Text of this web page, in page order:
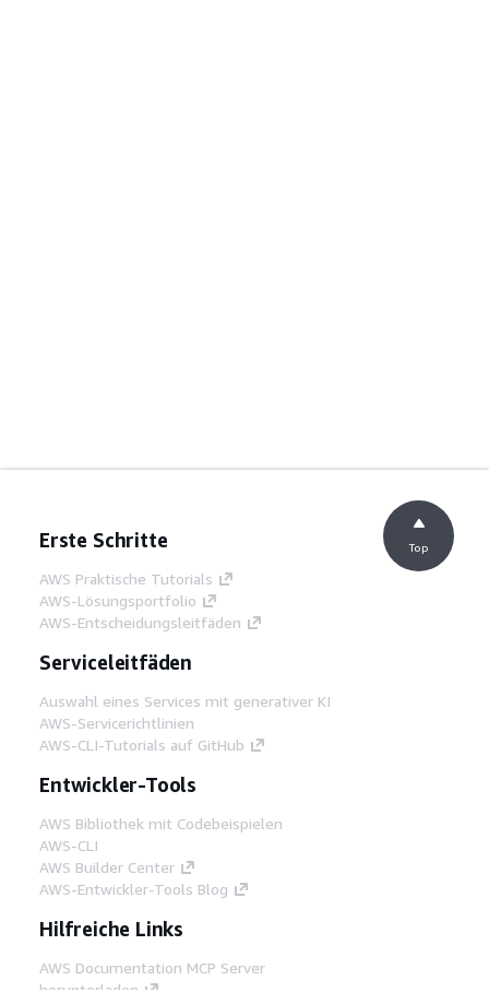
Erste Schritte
AWS Praktische Tutorials
AWS-Lösungsportfolio
AWS-Entscheidungsleitfäden
Serviceleitfäden
Auswahl eines Services mit generativer KI
AWS-Servicerichtlinien
AWS-CLI-Tutorials auf GitHub
Entwickler-Tools
AWS Bibliothek mit Codebeispielen
AWS-CLI
AWS Builder Center
AWS-Entwickler-Tools Blog
Hilfreiche Links
AWS Documentation MCP Server
herunterladen
Top